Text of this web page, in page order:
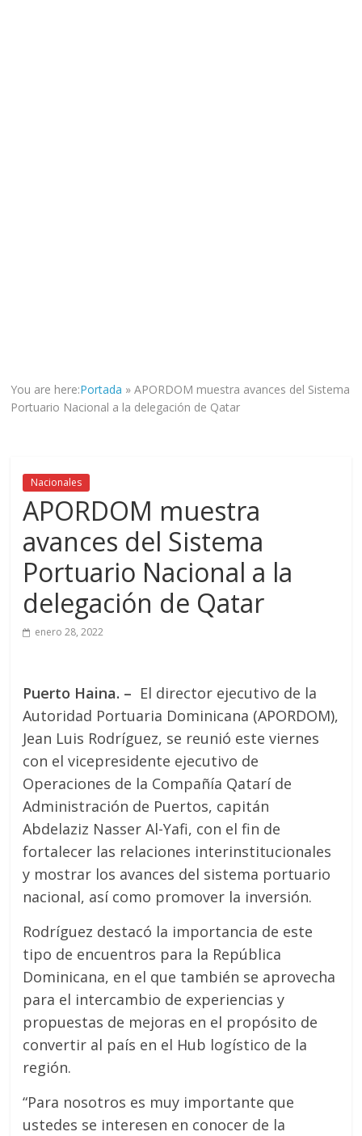
a
You are here:Portada »APORDOM muestra avances del Sistema
Portuario Nacional a la delegación de Qatar
Nacionales
APORDOM muestra
avances del Sistema
Portuario Nacional a la
delegación de Qatar
enero 28, 2022
Puerto Haina. – El director ejecutivo de la
Autoridad Portuaria Dominicana (APORDOM),
Jean Luis Rodríguez, se reunió este viernes
con el vicepresidente ejecutivo de
Operaciones de la Compañía Qatarí de
Administración de Puertos, capitán
Abdelaziz Nasser Al-Yafi, con el fin de
fortalecer las relaciones interinstitucionales
y mostrar los avances del sistema portuario
nacional, así como promover la inversión.
Rodríguez destacó la importancia de este
tipo de encuentros para la República
Dominicana, en el que también se aprovecha
para el intercambio de experiencias y
propuestas de mejoras en el propósito de
convertir al país en el Hub logístico de la
región.
“Para nosotros es muy importante que
ustedes se interesen en conocer de la